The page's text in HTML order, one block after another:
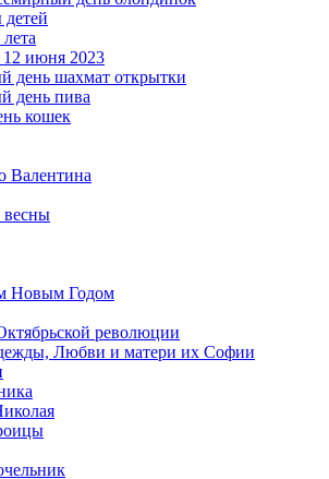
июня 2023
день шахмат открытки
день пива
кошек
Валентина
Новым Годом
революции
Любви и матери их Софии